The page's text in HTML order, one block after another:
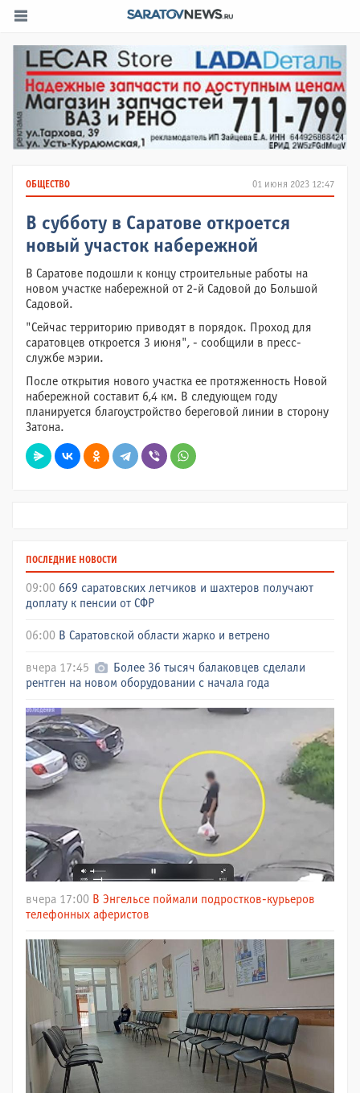
01 июня 2023 12:47
ОБЩЕСТВО
В субботу в Саратове откроется
новый участок набережной
В Саратове подошли к концу строительные работы на
новом участке набережной от 2-й Садовой до Большой
Садовой.
"Сейчас территорию приводят в порядок. Проход для
саратовцев откроется 3 июня", - сообщили в пресс-
службе мэрии.
После открытия нового участка ее протяженность Новой
набережной составит 6,4 км. В следующем году
планируется благоустройство береговой линии в сторону
Затона.
ПОСЛЕДНИЕ НОВОСТИ
09:00 669 саратовских летчиков и шахтеров получают
доплату к пенсии от СФР
06:00 В Саратовской области жарко и ветрено
вчера 17:45
Более 36 тысяч балаковцев сделали
рентген на новом оборудовании с начала года
вчера 17:00 В Энгельсе поймали подростков-курьеров
телефонных аферистов